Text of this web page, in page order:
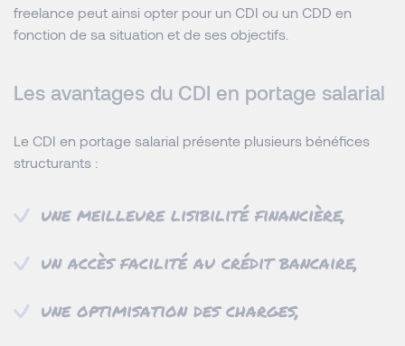
freelance peut ainsi opter pour un CDI ou un CDD en
fonction de sa situation et de ses objectifs.
Les avantages du CDI en portage salarial
Le CDI en portage salarial présente plusieurs bénéfices
structurants :
une meilleure lisibilité financière,
un accès facilité au crédit bancaire,
une optimisation des charges,